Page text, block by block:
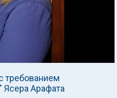
требованием
Ясера Арафата